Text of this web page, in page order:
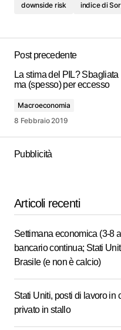
downside risk indice di
Post precedente
La stima del PIL? Sbagliata
ma (spesso) per eccesso
Macroeconomia
8 Febbraio 2019
Pubblicità
Articoli recenti
Settimana economica (3-8
bancario continua; Stati
Brasile (e non è calcio)
Stati Uniti, posti di lavoro in
privato in stallo